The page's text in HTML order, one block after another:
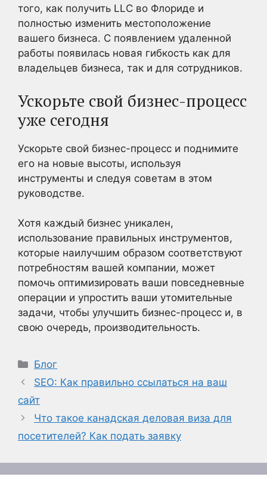
того, как получить LLC во Флориде и
полностью изменить местоположение
вашего бизнеса. С появлением удаленной
работы появилась новая гибкость как для
владельцев бизнеса, так и для сотрудников.
Ускорьте свой бизнес-процесс
уже сегодня
Ускорьте свой бизнес-процесс и поднимите
его на новые высоты, используя
инструменты и следуя советам в этом
руководстве.
Хотя каждый бизнес уникален,
использование правильных инструментов,
которые наилучшим образом соответствуют
потребностям вашей компании, может
помочь оптимизировать ваши повседневные
операции и упростить ваши утомительные
задачи, чтобы улучшить бизнес-процесс и, в
свою очередь, производительность.
Рубрики
Блог
SEO: Как правильно ссылаться на ваш
сайт
Что такое канадская деловая виза для
посетителей? Как подать заявку